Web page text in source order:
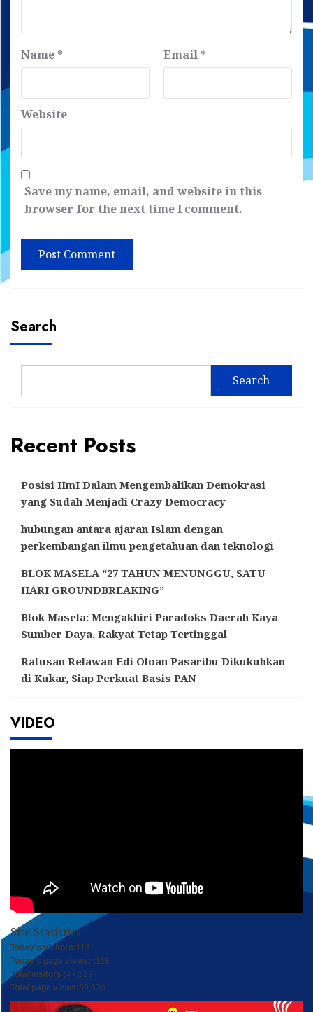
Name * Email *
Website
Save my name, email, and website in this
browser for the next time I comment.
Search
Search
Recent Posts
Posisi HmI Dalam Mengembalikan Demokrasi
yang Sudah Menjadi Crazy Democracy
hubungan antara ajaran Islam dengan
perkembangan ilmu pengetahuan dan teknologi
BLOK MASELA “27 TAHUN MENUNGGU, SATU
HARI GROUNDBREAKING”
Blok Masela: Mengakhiri Paradoks Daerah Kaya
Sumber Daya, Rakyat Tetap Tertinggal
Ratusan Relawan Edi Oloan Pasaribu Dikukuhkan
di Kukar, Siap Perkuat Basis PAN
VIDEO
Site Statistics
Today's visitors:118
Today's page views: :118
Total visitors :47,339
Total page views:50,636